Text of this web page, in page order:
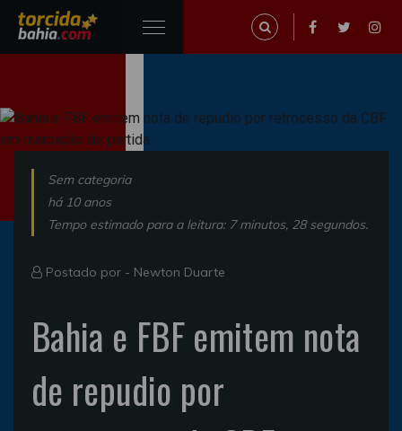
Sem categoria
há 10 anos
Tempo estimado para a leitura: 7 minutos, 28 segundos.
Postado por - Newton Duarte
Bahia e FBF emitem nota
de repudio por